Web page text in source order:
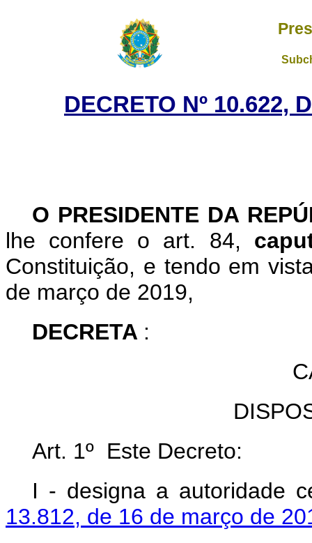
DECRETO Nº 10.622,
O PRESIDENTE DA
lhe confere o art. 84,
Constituição, e tendo em
de março de 2019,
DECRETA :
Art. 1º Este Decreto:
I - designa a autoridade
13.812, de 16 de março de